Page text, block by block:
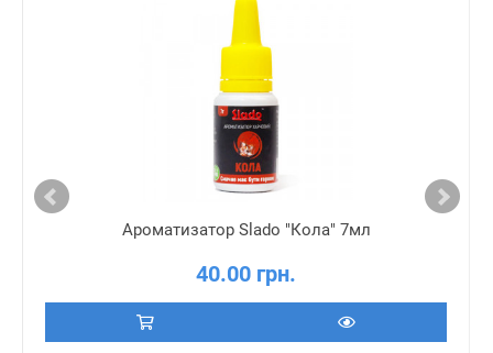
Ароматизатор Slado "Кола" 7мл
40.00 грн.